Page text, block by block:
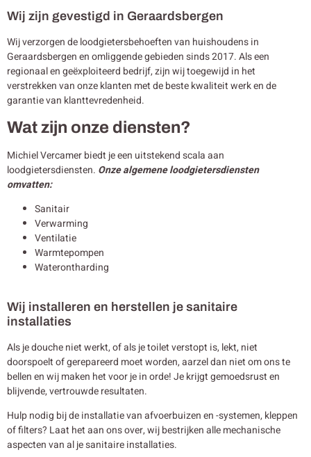
Wij zijn gevestigd in Geraardsbergen
Wij verzorgen de loodgietersbehoeften van huishoudens in
Geraardsbergen en omliggende gebieden sinds 2017. Als een
regionaal en geëxploiteerd bedrijf, zijn wij toegewijd in het
verstrekken van onze klanten met de beste kwaliteit werk en de
garantie van klanttevredenheid.
Wat zijn onze diensten?
Michiel Vercamer biedt je een uitstekend scala aan
loodgietersdiensten. Onze algemene loodgietersdiensten
omvatten:
Sanitair
Verwarming
Ventilatie
Warmtepompen
Waterontharding
Wij installeren en herstellen je sanitaire
installaties
Als je douche niet werkt, of als je toilet verstopt is, lekt, niet
doorspoelt of gerepareerd moet worden, aarzel dan niet om ons te
bellen en wij maken het voor je in orde! Je krijgt gemoedsrust en
blijvende, vertrouwde resultaten.
Hulp nodig bij de installatie van afvoerbuizen en -systemen, kleppen
of filters? Laat het aan ons over, wij bestrijken alle mechanische
aspecten van al je sanitaire installaties.